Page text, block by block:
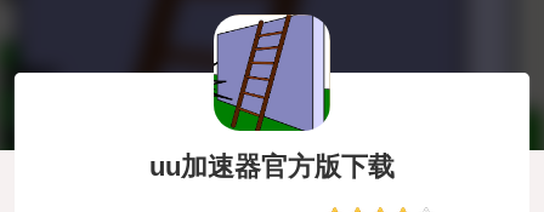
uu加速器官方版下载